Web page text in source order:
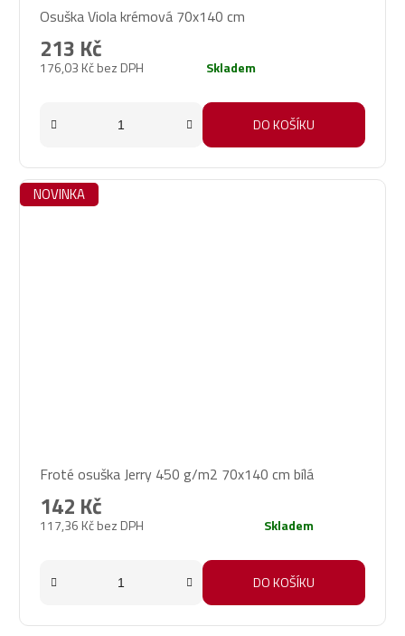
hodnocení
produktu
je
Osuška Viola krémová 70x140 cm
176,03 Kč bez DPH
213 Kč
Skladem
DO KOŠÍKU
NOVINKA
Froté osuška Jerry 450 g/m2 70x140 cm bílá
117,36 Kč bez DPH
142 Kč
Skladem
DO KOŠÍKU